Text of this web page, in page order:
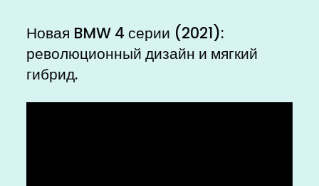
Новая BMW 4 серии (2021):
революционный дизайн и мягкий
гибрид.